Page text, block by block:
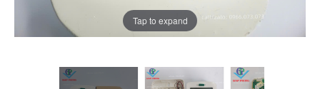
Tap to expand